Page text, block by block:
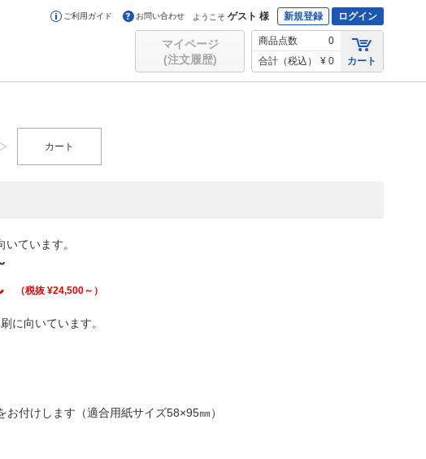
ご利用ガイド お問い合わせ ようこそ ゲスト 様 新規登録 ログイン
マイページ
(注文履歴)
商品点数
0
合計（税込）
¥ 0 カート
カート
ています。
（税抜 ¥24,500～）
に向いています。
付けします（適合用紙サイズ58×95㎜）